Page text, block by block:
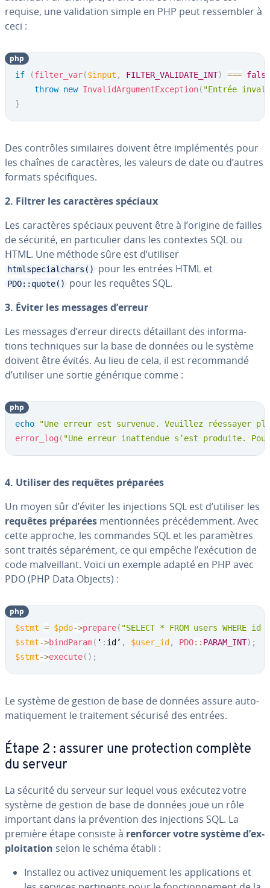
requise, une va­li­da­tion simple en PHP peut res­sem­bler à
ceci :
if (filter_var($input , FILTER_VALIDATE_INT) === false
throw new InvalidArgumentException( "Entrée
}
php
Des contrôles si­mi­laires doivent être im­plé­men­tés pour
les chaînes de ca­rac­tères, les valeurs de date ou d’autres
formats spé­ci­fiques.
2. Filtrer les ca­rac­tères spéciaux
Les ca­rac­tères spéciaux peuvent être à l’origine de failles
de sécurité, en par­ti­cu­lier dans les contextes SQL ou
HTML. Une méthode sûre est d’utiliser
htmlspecialchars() pour les entrées HTML et
PDO::quote()
pour les requêtes SQL.
3. Éviter les messages d’erreur
Les messages d’erreur directs dé­tail­lant des in­for­ma­
tions tech­niques sur la base de données ou le système
doivent être évités. Au lieu de cela, il est re­com­mandé
d’utiliser une sortie générique comme :
echo
"Une erreur est survenue. Veuillez réessayer
error_log ( "Une erreur inattendue s’est produite.
php
4. Utiliser des requêtes préparées
Un moyen sûr d’éviter les in­jec­tions SQL est d’utiliser les
requêtes préparées men­tion­nées pré­cé­dem­ment. Avec
cette approche, les commandes SQL et les pa­ra­mètres
sont traités sé­pa­ré­ment, ce qui empêche l’exécution de
code mal­veil­lant. Voici un exemple adapté en PHP avec
PDO (PHP Data Objects) :
$stmt = $pdo->prepare( "SELECT * FROM users WHERE
$stmt->bindParam( ‘ : id’ , $user_id , PDO:: PARAM_INT) ;
$stmt->execute( ) ;
php
Le système de gestion de base de données assure au­to­
ma­ti­que­ment le trai­te­ment sécurisé des entrées.
Étape 2 : assurer une pro­tec­tion complète
du serveur
La sécurité du serveur sur lequel vous exécutez votre
système de gestion de base de données joue un rôle
important dans la pré­ven­tion des in­jec­tions SQL. La
première étape consiste à renforcer votre système d’ex­
ploi­ta­tion selon le schéma établi :
Installez ou activez uni­que­ment les ap­pli­ca­tions et